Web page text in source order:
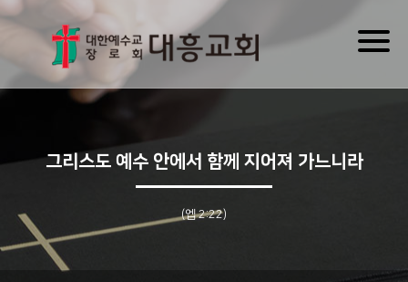
그리스도 예수 안에서 함께 지어져 가느니라
(엡 2:22)